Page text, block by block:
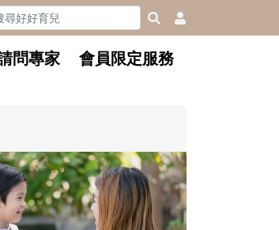
問專家 會員限定服務
和孩子一起長大的那個男人│讀
懂父親的不同模樣